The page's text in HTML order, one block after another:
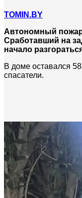
TOMIN.BY
Автономный
Сработавший на
начало
В доме оставался
спасатели.